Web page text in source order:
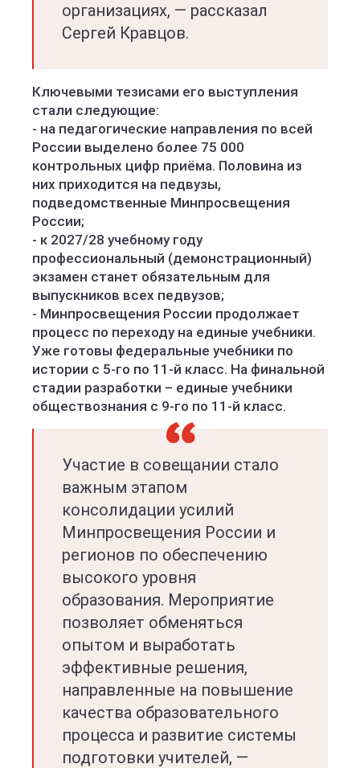
организациях, — рассказал
Сергей Кравцов.
Ключевыми тезисами его выступления
стали следующие:
- на педагогические направления по всей
России выделено более 75 000
контрольных цифр приёма. Половина из
них приходится на педвузы,
подведомственные Минпросвещения
России;
- к 2027/28 учебному году
профессиональный (демонстрационный)
экзамен станет обязательным для
выпускников всех педвузов;
- Минпросвещения России продолжает
процесс по переходу на единые учебники.
Уже готовы федеральные учебники по
истории с 5-го по 11-й класс. На финальной
стадии разработки – единые учебники
обществознания с 9-го по 11-й класс.
Участие в совещании стало
важным этапом
консолидации усилий
Минпросвещения России и
регионов по обеспечению
высокого уровня
образования. Мероприятие
позволяет обменяться
опытом и выработать
эффективные решения,
направленные на повышение
качества образовательного
процесса и развитие системы
подготовки учителей, —